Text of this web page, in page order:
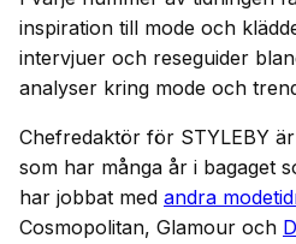
inspiration till mode och
intervjuer och reseguider
analyser kring mode och
Chefredaktör för STYLEBY
som har många år i bagaget
har jobbat med andra
Cosmopolitan, Glamour och